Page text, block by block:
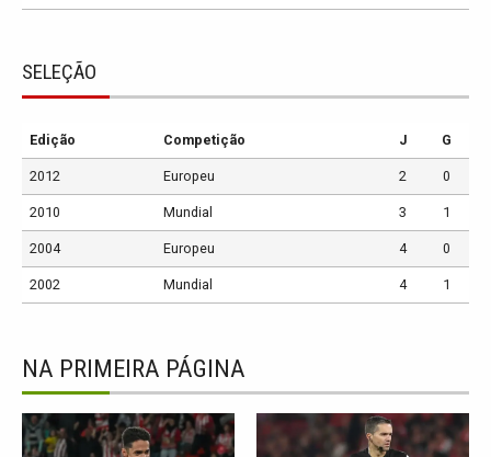
SELEÇÃO
Edição Competição J G
2012 Europeu 2 0
2010 Mundial 3 1
2004 Europeu 4 0
2002 Mundial 4 1
NA PRIMEIRA PÁGINA